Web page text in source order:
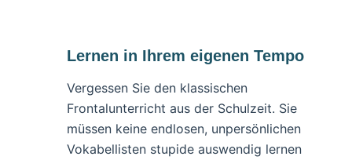
Lernen in Ihrem eigenen Tempo
Vergessen Sie den klassischen
Frontalunterricht aus der Schulzeit. Sie
müssen keine endlosen, unpersönlichen
Vokabellisten stupide auswendig lernen